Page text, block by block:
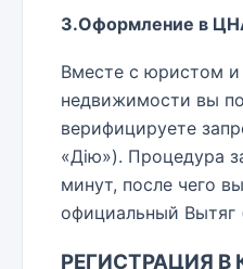
3.Оформление в
Вместе с юристом и
недвижимости вы
верифицируете
«Дію»). Процедура
минут, после чего
официальный Вытяг
РЕГИСТРАЦИЯ В